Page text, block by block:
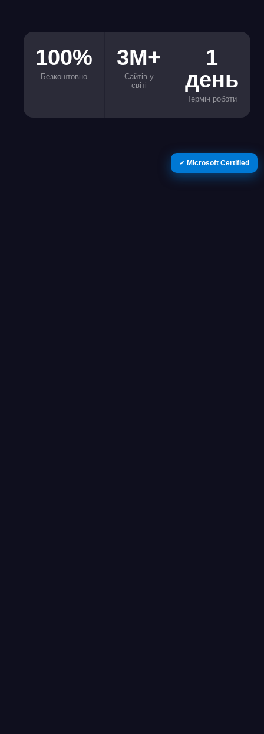
100%
Безкоштовно
3М+
Сайтів у
світі
1
день
Термін роботи
✓ Microsoft Certified